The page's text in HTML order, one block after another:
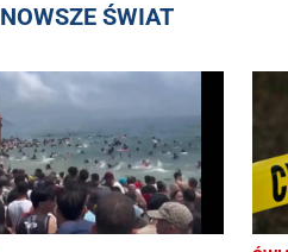
ŚWIAT